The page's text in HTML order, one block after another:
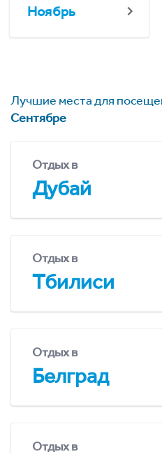
Ноябрь
Лучшие места для
Сентябре
Отдых в
Дубай
Отдых в
Тбилиси
Отдых в
Белград
Отдых в